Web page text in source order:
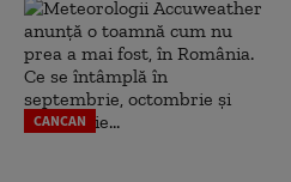
CANCAN